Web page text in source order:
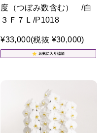
度（つぼみ数含む） /白
３Ｆ７Ｌ/P1018
¥33,000(税抜 ¥30,000)